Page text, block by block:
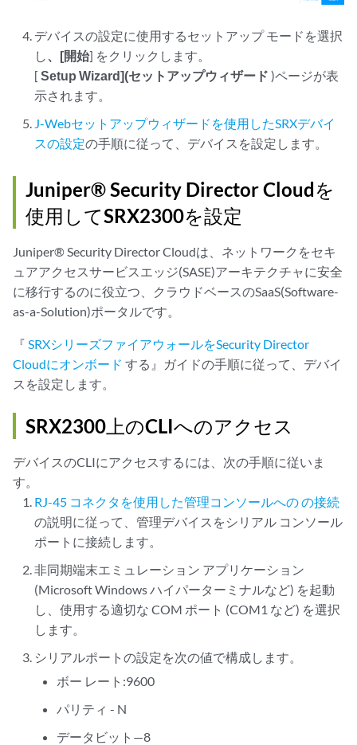
デバイスの設定に使用するセットアップ モードを選択
し
、[開始] をクリックします。
[Setup Wizard](セットアップウィザード )ページが表
示されます。
J-Webセットアップウィザードを使用したSRXデバイ
スの設定の手順に従って、デバイスを設定します。
Juniper® Security Director Cloudを
使用してSRX2300を設定
Juniper® Security Director Cloudは、ネットワークをセキ
ュアアクセスサービスエッジ(SASE)アーキテクチャに安全
に移行するのに役立つ、クラウドベースのSaaS(Software-
as-a-Solution)ポータルです。
『 SRXシリーズファイアウォールをSecurity Director
Cloudにオンボード する』ガイドの手順に従って、デバイ
スを設定します。
SRX2300上のCLIへのアクセス
デバイスのCLIにアクセスするには、次の手順に従いま
す。
RJ-45 コネクタを使用した管理コンソールへの の接続
の説明に従って、管理デバイスをシリアル コンソール
ポートに接続します。
非同期端末エミュレーション アプリケーション
(Microsoft Windows ハイパーターミナルなど) を起動
し、使用する適切な COM ポート (COM1 など) を選択
します。
シリアルポートの設定を次の値で構成します。
ボー レート:9600
パリティ - N
データビット—8